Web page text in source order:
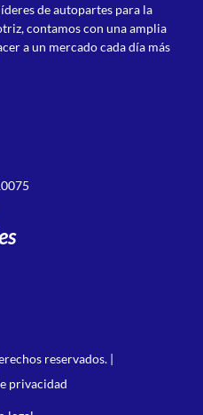
de autopartes para la
contamos con una amplia
a un mercado cada día más
reservados. |
privacidad